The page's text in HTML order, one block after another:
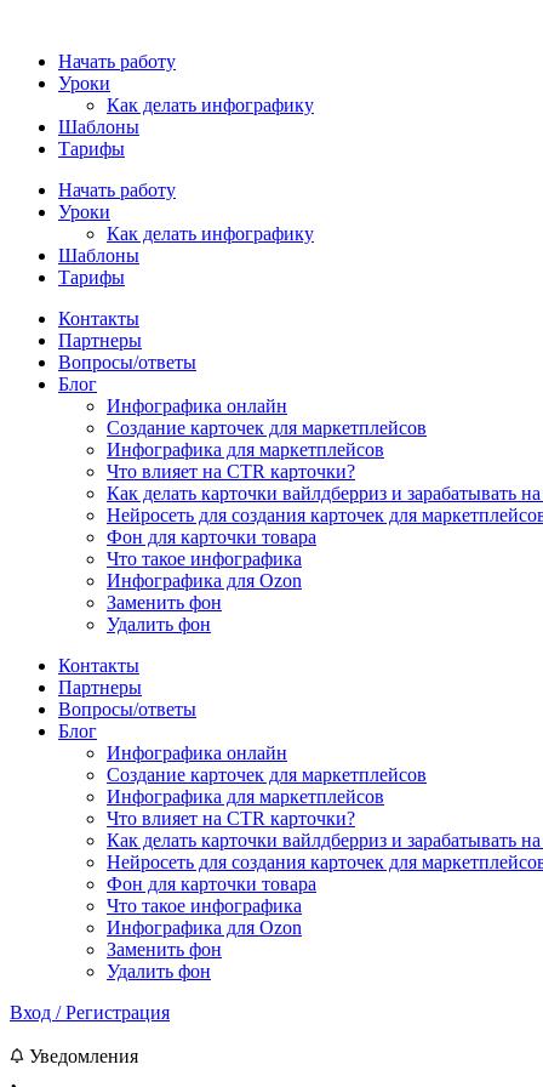
Начать работу
Уроки
Как делать инфографику
Шаблоны
Тарифы
Начать работу
Уроки
Как делать инфографику
Шаблоны
Тарифы
Контакты
Партнеры
Вопросы/ответы
Блог
Инфографика онлайн
Cоздание карточек для маркетплейсов
Инфографика для маркетплейсов
Что влияет на CTR карточки?
Как делать карточки вайлдберриз и зарабатывать
Нейросеть для создания карточек для
Фон для карточки товара
Что такое инфографика
Инфографика для Ozon
Заменить фон
Удалить фон
Контакты
Партнеры
Вопросы/ответы
Блог
Инфографика онлайн
Cоздание карточек для маркетплейсов
Инфографика для маркетплейсов
Что влияет на CTR карточки?
Как делать карточки вайлдберриз и зарабатывать
Нейросеть для создания карточек для
Фон для карточки товара
Что такое инфографика
Инфографика для Ozon
Заменить фон
Удалить фон
Вход / Регистрация
Уведомления